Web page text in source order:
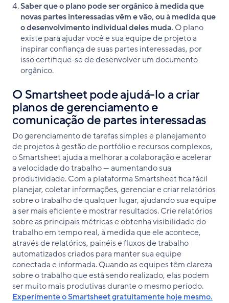
Saber que o plano pode ser orgânico à medida que
novas partes interessadas vêm e vão, ou à medida que
o desenvolvimento individual deles muda. O plano
existe para ajudar você e sua equipe de projeto a
inspirar confiança de suas partes interessadas, por
isso certifique-se de desenvolver um documento
orgânico.
O Smartsheet pode ajudá-lo a criar
planos de gerenciamento e
comunicação de partes interessadas
Do gerenciamento de tarefas simples e planejamento
de projetos à gestão de portfólio e recursos complexos,
o Smartsheet ajuda a melhorar a colaboração e acelerar
a velocidade do trabalho — aumentando sua
produtividade. Com a plataforma Smartsheet fica fácil
planejar, coletar informações, gerenciar e criar relatórios
sobre o trabalho de qualquer lugar, ajudando sua equipe
a ser mais eficiente e mostrar resultados. Crie relatórios
sobre as principais métricas e obtenha visibilidade do
trabalho em tempo real, à medida que ele acontece,
através de relatórios, painéis e fluxos de trabalho
automatizados criados para manter sua equipe
conectada e informada. Quando as equipes têm clareza
sobre o trabalho que está sendo realizado, elas podem
ser muito mais produtivas durante o mesmo período.
Experimente o Smartsheet gratuitamente hoje mesmo.